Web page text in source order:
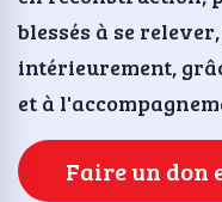
blessés à se
intérieurement,
et à
Faire un don